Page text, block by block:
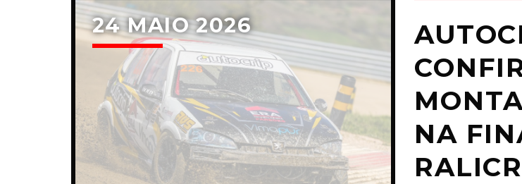
Twitter
24 MAIO 2026
NA